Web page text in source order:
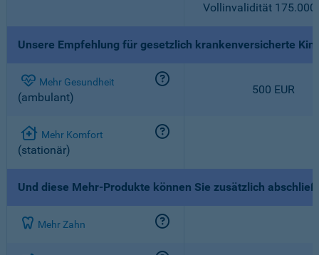
Vollinvalidität 175.000
Unsere Empfehlung für gesetzlich krankenversicherte
Mehr Gesundheit
(ambulant)
500 EUR
Mehr Komfort
(stationär)
Und diese Mehr-Produkte können Sie zusätzlich
Mehr Zahn